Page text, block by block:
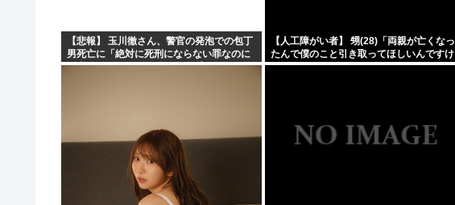
インドネシア「高速鉄道！」中国「大赤字！」インドネシア「...
【画像】ジェフ・ベゾスさん（資産約43兆7700億円）の...
【悲報】 玉川徹さん、警官の発泡での包丁
男死亡に「絶対に死刑にならない罪なのに
警察が死刑にした！」 → 元警官のマジレス
【人工障がい者】 甥(28)「両親が亡くなっ
たんで僕のこと引き取ってほしいんですけ
ど！」なんでいい年したヒキニートを引き